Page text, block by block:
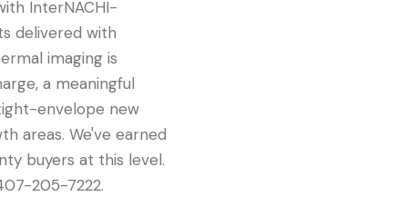
InterNACHI-
delivered with
imaging is
a meaningful
envelope new
areas. We've earned
buyers at this level.
205-7222.